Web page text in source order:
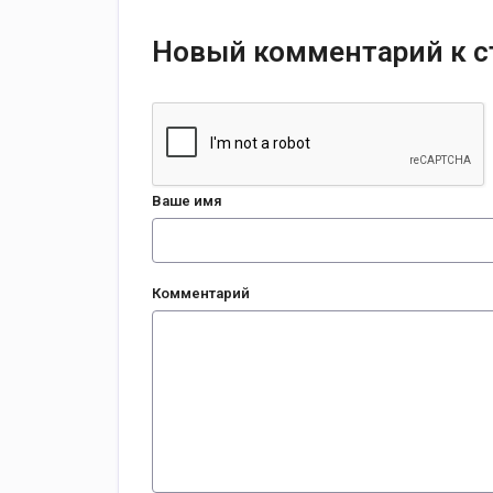
Новый комментарий к
Ваше имя
Комментарий